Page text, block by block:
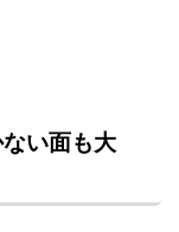
い面も大